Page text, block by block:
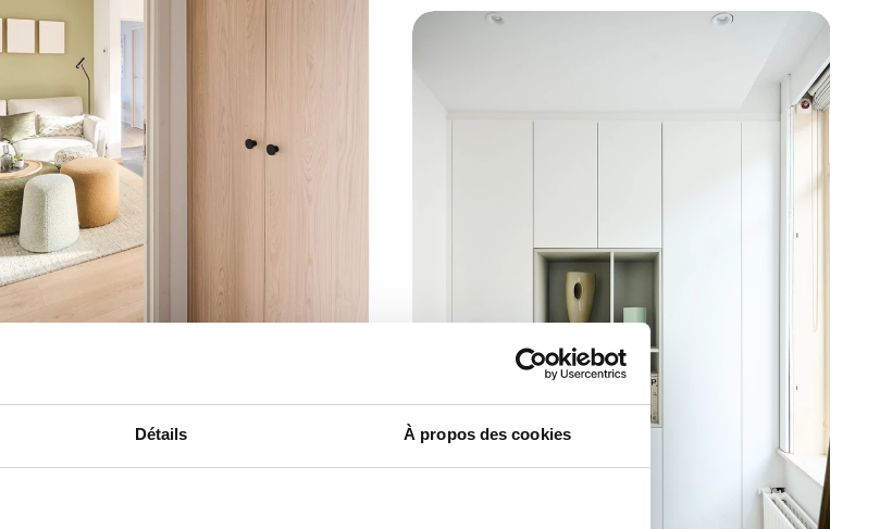
Détails À propos des cookies
Meuble d'entrée fermé sur mesure